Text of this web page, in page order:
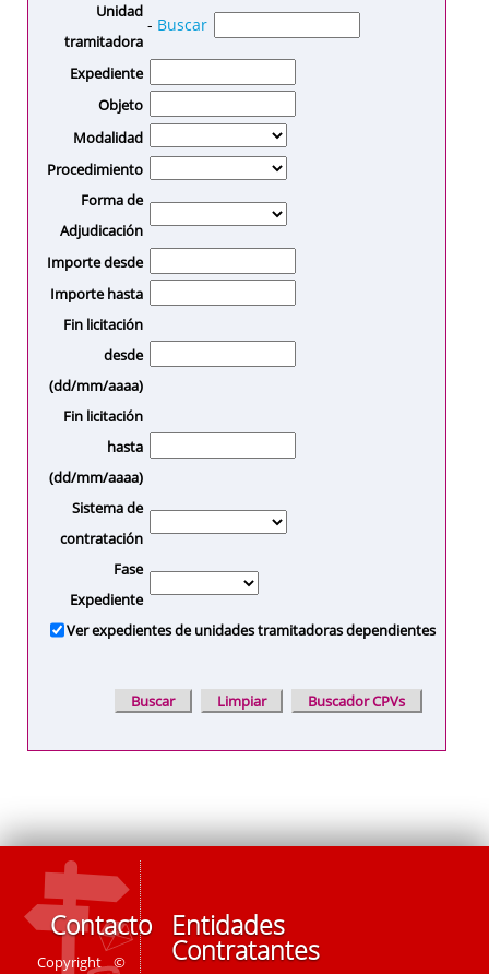
Unidad
tramitadora
- Buscar
Expediente
Objeto
Modalidad
Procedimiento
Forma de
Adjudicación
Importe desde
Importe hasta
Fin licitación
desde
(dd/mm/aaaa)
Fin licitación
hasta
(dd/mm/aaaa)
Sistema de
contratación
Fase
Expediente
Ver expedientes de unidades tramitadoras dependientes
Contacto
Copyright ©
Entidades
Contratantes